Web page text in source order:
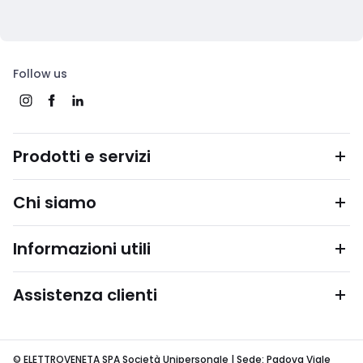
Follow us
Prodotti e servizi
Chi siamo
Informazioni utili
Assistenza clienti
© ELETTROVENETA SPA Società Unipersonale | Sede: Padova Viale